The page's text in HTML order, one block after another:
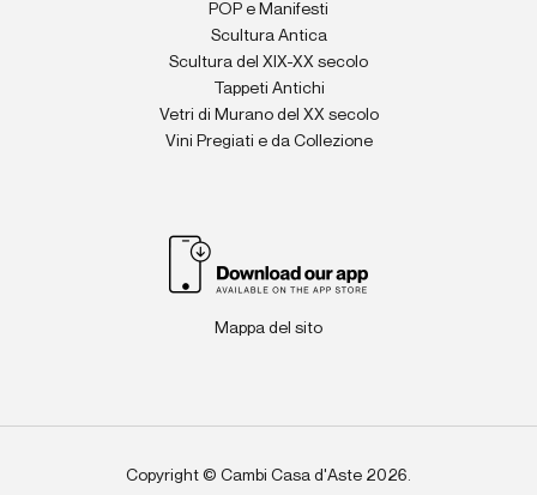
POP e Manifesti
Scultura Antica
Scultura del XIX-XX secolo
Tappeti Antichi
Vetri di Murano del XX secolo
Vini Pregiati e da Collezione
Mappa del sito
Copyright © Cambi Casa d'Aste 2026.